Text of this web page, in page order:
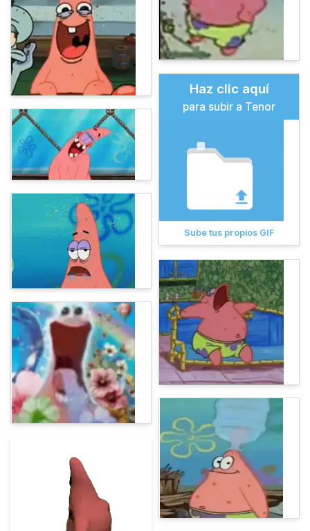
Haz clic aquí
para subir a Tenor
Sube tus propios GIF